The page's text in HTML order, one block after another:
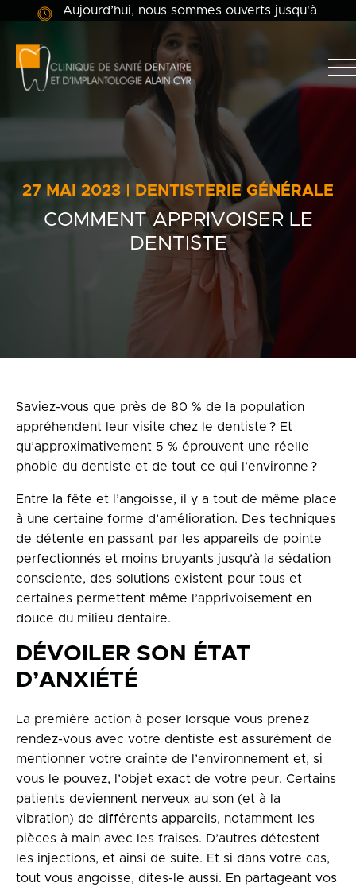
Aujourd’hui, nous sommes ouverts jusqu'à
Clinique
dentaire
Alain
Cyr
Clinique
Soins dentaires
Info-patient
Politique de confidentialité
en
100 Bd de Mortagne
Boucherville, QC J4B 5M7
27 MAI 2023 | DENTISTERIE GÉNÉRALE
COMMENT APPRIVOISER LE
DENTISTE
Saviez-vous que près de 80 % de la population
appréhendent leur visite chez le dentiste ? Et
qu’approximativement 5 % éprouvent une réelle
phobie du dentiste et de tout ce qui l’environne ?
Entre la fête et l’angoisse, il y a tout de même place
à une certaine forme d’amélioration. Des techniques
de détente en passant par les appareils de pointe
perfectionnés et moins bruyants jusqu’à la sédation
consciente, des solutions existent pour tous et
certaines permettent même l’apprivoisement en
douce du milieu dentaire.
DÉVOILER SON ÉTAT
D’ANXIÉTÉ
La première action à poser lorsque vous prenez
rendez-vous avec votre dentiste est assurément de
mentionner votre crainte de l’environnement et, si
vous le pouvez, l’objet exact de votre peur. Certains
patients deviennent nerveux au son (et à la
vibration) de différents appareils, notamment les
pièces à main avec les fraises. D’autres détestent
les injections, et ainsi de suite. Et si dans votre cas,
tout vous angoisse, dites-le aussi. En partageant vos